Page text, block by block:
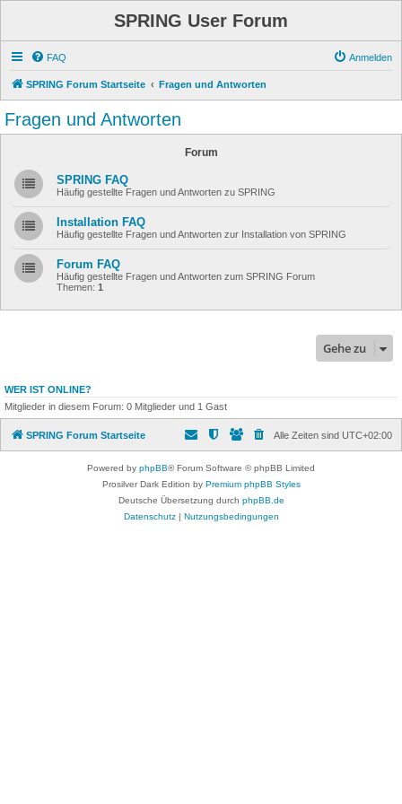
SPRING User Forum
FAQ Anmelden
SPRING Forum Startseite Fragen und Antworten
Fragen und Antworten
Forum
SPRING FAQ
Häufig gestellte Fragen und Antworten zu SPRING
Installation FAQ
Häufig gestellte Fragen und Antworten zur Installation von SPRING
Forum FAQ
Häufig gestellte Fragen und Antworten zum SPRING Forum
Themen: 1
Gehe zu
WER IST ONLINE?
Mitglieder in diesem Forum: 0 Mitglieder und 1 Gast
SPRING Forum Startseite Alle Zeiten sind UTC+02:00
Powered by phpBB® Forum Software © phpBB Limited
Prosilver Dark Edition by Premium phpBB Styles
Deutsche Übersetzung durch phpBB.de
Datenschutz| Nutzungsbedingungen